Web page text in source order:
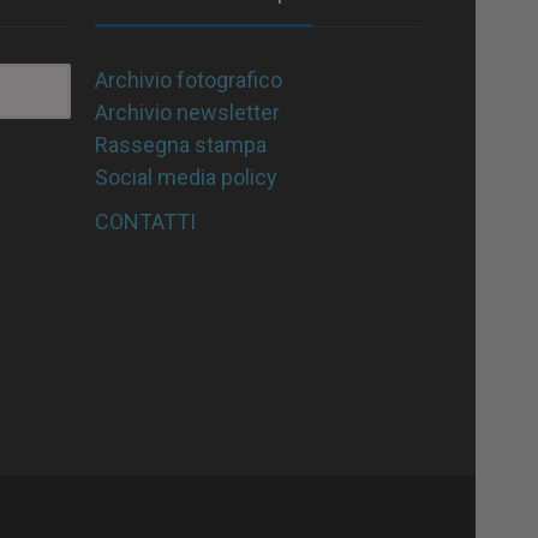
Archivio fotografico
Archivio newsletter
Rassegna stampa
Social media policy
CONTATTI